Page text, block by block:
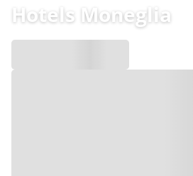
Hotels Moneglia